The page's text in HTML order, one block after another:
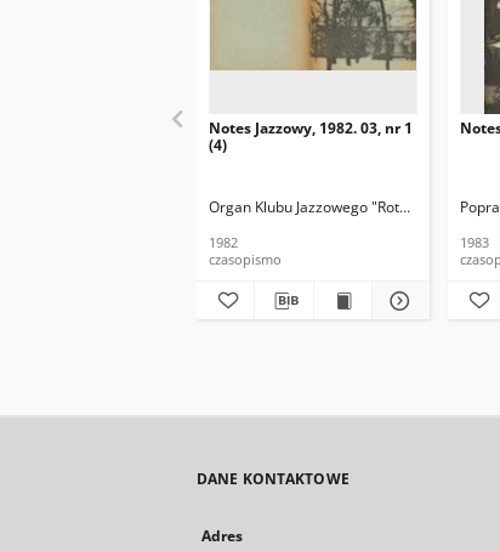
Notes Jazzowy, 1982. 03, nr 1
(4)
Organ Klubu Jazzowego "Rotunda"
1982
czasopismo
1983
DANE KONTAKTOWE
Adres